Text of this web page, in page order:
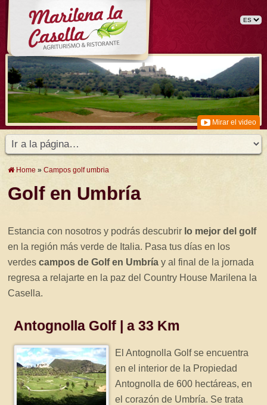
Mirar el video
Home »Campos golf umbria
Golf en Umbría
Estancia con nosotros y podrás descubrir lo mejor del golf
en la región más verde de Italia. Pasa tus días en los
verdescampos de Golf en Umbría y al final de la jornada
regresa a relajarte en la paz del Country House Marilena la
Casella.
Antognolla Golf | a 33 Km
El Antognolla Golf se encuentra
en el interior de la Propiedad
Antognolla de 600 hectáreas, en
el corazón de Umbría. Se trata